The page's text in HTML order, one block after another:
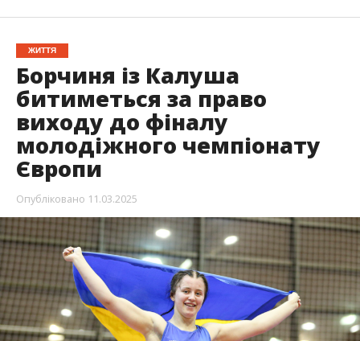
ЖИТТЯ
Борчиня із Калуша
битиметься за право
виходу до фіналу
молодіжного чемпіонату
Європи
Опубліковано 11.03.2025